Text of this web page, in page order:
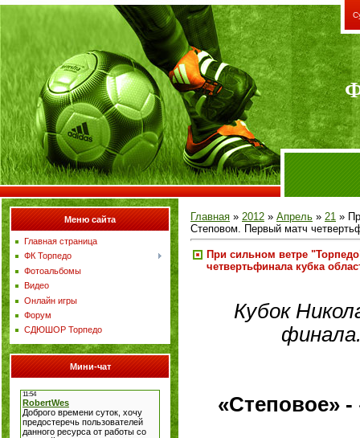
Меню сайта
Главная страница
ФК Торпедо
Фотоальбомы
Видео
Онлайн игры
Форум
СДЮШОР Торпедо
Мини-чат
Главная » 2012 » Апрель » 21 »
Степовом. Первый матч
При сильном ветре
четвертьфинала кубка
Кубок
«Степовое» -